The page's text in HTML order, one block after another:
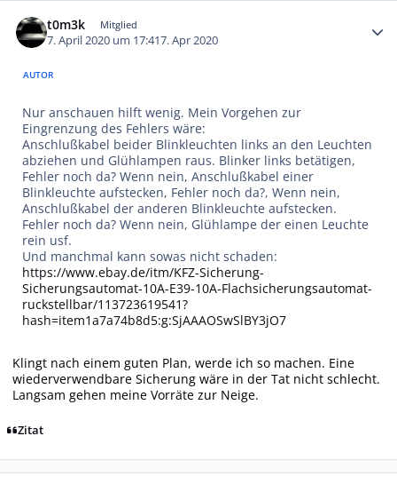
t0m3k Mitglied
7. April 2020 um 17:417. Apr 2020
AUTOR
Nur anschauen hilft wenig. Mein Vorgehen zur
Eingrenzung des Fehlers wäre:
Anschlußkabel beider Blinkleuchten links an den Leuchten
abziehen und Glühlampen raus. Blinker links betätigen,
Fehler noch da? Wenn nein, Anschlußkabel einer
Blinkleuchte aufstecken, Fehler noch da?, Wenn nein,
Anschlußkabel der anderen Blinkleuchte aufstecken.
Fehler noch da? Wenn nein, Glühlampe der einen Leuchte
rein usf.
Und manchmal kann sowas nicht schaden:
https://www.ebay.de/itm/KFZ-Sicherung-
Sicherungsautomat-10A-E39-10A-Flachsicherungsautomat-
ruckstellbar/113723619541?
hash=item1a7a74b8d5:g:SjAAAOSwSlBY3jO7
Klingt nach einem guten Plan, werde ich so machen. Eine
wiederverwendbare Sicherung wäre in der Tat nicht schlecht.
Langsam gehen meine Vorräte zur Neige.
Zitat